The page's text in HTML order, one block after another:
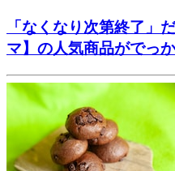
「なくなり次第終了」
マ】の人気商品がでっ